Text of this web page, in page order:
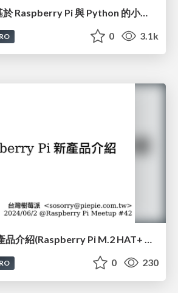
Duckiedrone - 基於 Raspberry Pi 與 Python 的小型無人機專案介紹
0 3.1k
Raspberry Pi新產品介紹(Raspberry Pi M.2 HAT+ 和 Raspberry Pi AI Kit)(#42)
0 230